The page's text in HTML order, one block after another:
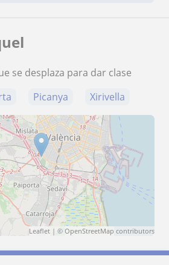
se desplaza para dar clase
Picanya Xirivella
Leaflet | © OpenStreetMap contributors